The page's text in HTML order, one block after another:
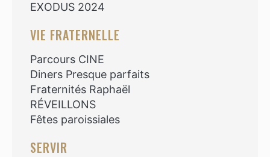
EXODUS 2024
VIE FRATERNELLE
Parcours CINE
Diners Presque parfaits
Fraternités Raphaël
RÉVEILLONS
Fêtes paroissiales
SERVIR